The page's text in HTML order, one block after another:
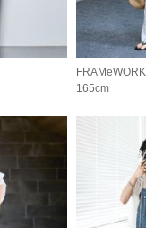
FRAMeWORK
165cm